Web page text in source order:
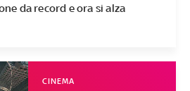
da record e ora si alza
CINEMA